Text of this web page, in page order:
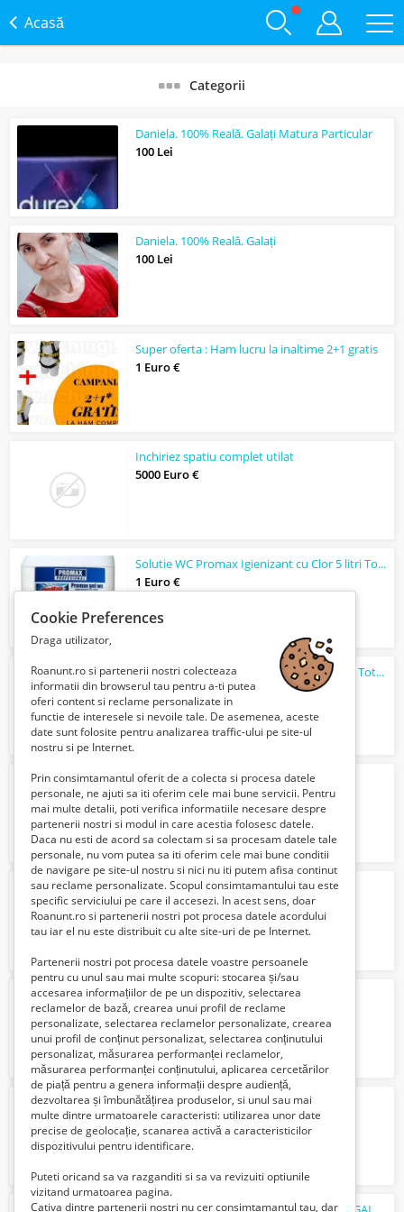
Acasă
Categorii
Daniela. 100% Reală. Galați Matura Particular
100 Lei
Daniela. 100% Reală. Galați
100 Lei
Super oferta : Ham lucru la inaltime 2+1 gratis
1 Euro €
Inchiriez spatiu complet utilat
5000 Euro €
Solutie WC Promax Igienizant cu Clor 5 litri Total Orange
1 Euro €
Red Band Real Fruits Bomboane Fructate Total Blue
Verifica cu vanzatorul
traduceri lb ebraica
Verifica cu vanzatorul
traduceri lb turca
Verifica cu vanzatorul
traduceri lb spaniola
Verifica cu vanzatorul
traducere lb italiana galati
50 Lei
Cookie Preferences
Draga utilizator,
Roanunt.ro si partenerii nostri colecteaza
informatii din browserul tau pentru a-ti putea
oferi content si reclame personalizate in
functie de interesele si nevoile tale. De asemenea, aceste
date sunt folosite pentru analizarea traffic-ului pe site-ul
nostru si pe Internet.
Prin consimtamantul oferit de a colecta si procesa datele
personale, ne ajuti sa iti oferim cele mai bune servicii. Pentru
mai multe detalii, poti verifica informatiile necesare despre
partenerii nostri si modul in care acestia folosesc datele.
Daca nu esti de acord sa colectam si sa procesam datele tale
personale, nu vom putea sa iti oferim cele mai bune conditii
de navigare pe site-ul nostru si nici nu iti putem afisa continut
sau reclame personalizate. Scopul consimtamantului tau este
specific serviciului pe care il accesezi. In acest sens, doar
Roanunt.ro si partenerii nostri pot procesa datele acordului
tau iar el nu este distribuit cu alte site-uri de pe Internet.
Partenerii nostri pot procesa datele voastre persoanele
pentru cu unul sau mai multe scopuri: stocarea și/sau
accesarea informațiilor de pe un dispozitiv, selectarea
reclamelor de bază, crearea unui profil de reclame
personalizate, selectarea reclamelor personalizate, crearea
unui profil de conținut personalizat, selectarea conținutului
personalizat, măsurarea performanței reclamelor,
măsurarea performanței conținutului, aplicarea cercetărilor
de piață pentru a genera informații despre audiență,
dezvoltarea și îmbunătățirea produselor, si unul sau mai
multe dintre urmatoarele caracteristi: utilizarea unor date
precise de geolocație, scanarea activă a caracteristicilor
dispozitivului pentru identificare.
Puteti oricand sa va razganditi si sa va revizuiti optiunile
vizitand urmatoarea pagina.
Cativa dintre partenerii nostri nu cer consimtamantul tau, dar